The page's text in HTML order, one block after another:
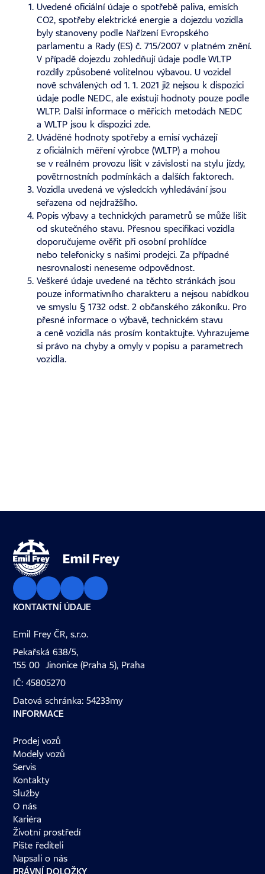
Uvedené oficiální údaje o spotřebě paliva, emisích
CO2, spotřeby elektrické energie a dojezdu vozidla
byly stanoveny podle Nařízení Evropského
parlamentu a Rady (ES) č. 715/2007 v platném znění.
V případě dojezdu zohledňují údaje podle WLTP
rozdíly způsobené volitelnou výbavou. U vozidel
nově schválených od 1. 1. 2021 již nejsou k dispozici
údaje podle NEDC, ale existují hodnoty pouze podle
WLTP. Další informace o měřicích metodách NEDC
a WLTP jsou k dispozicizde.
Uváděné hodnoty spotřeby a emisí vycházejí
z oficiálních měření výrobce (WLTP) a mohou
se v reálném provozu lišit v závislosti na stylu jízdy,
povětrnostních podmínkách a dalších faktorech.
Vozidla uvedená ve výsledcích vyhledávání jsou
seřazena od nejdražšího.
Popis výbavy a technických parametrů se může lišit
od skutečného stavu. Přesnou specifikaci vozidla
doporučujeme ověřit při osobní prohlídce
nebo telefonicky s našimi prodejci. Za případné
nesrovnalosti neneseme odpovědnost.
Veškeré údaje uvedené na těchto stránkách jsou
pouze informativního charakteru a nejsou nabídkou
ve smyslu § 1732 odst. 2 občanského zákoníku. Pro
přesné informace o výbavě, technickém stavu
a ceně vozidla nás prosím kontaktujte. Vyhrazujeme
si právo na chyby a omyly v popisu a parametrech
vozidla.
KONTAKTNÍ ÚDAJE
Emil Frey ČR, s.r.o.
Pekařská 638/5,
155 00 Jinonice (Praha 5), Praha
IČ: 45805270
Datová schránka: 54233my
INFORMACE
Prodej vozů
Modely vozů
Servis
Kontakty
Služby
O nás
Kariéra
Životní prostředí
Pište řediteli
Napsali o nás
PRÁVNÍ DOLOŽKY